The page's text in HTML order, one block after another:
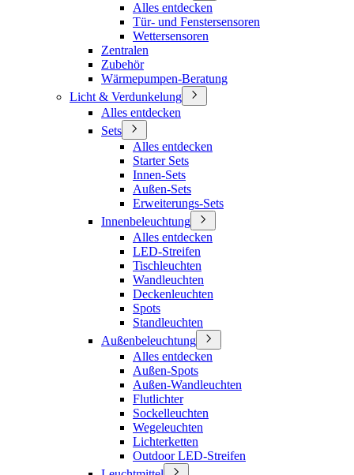
Alles entdecken
Tür- und Fenstersensoren
Wettersensoren
Zentralen
Zubehör
Wärmepumpen-Beratung
Licht & Verdunkelung
Alles entdecken
Sets
Alles entdecken
Starter Sets
Innen-Sets
Außen-Sets
Erweiterungs-Sets
Innenbeleuchtung
Alles entdecken
LED-Streifen
Tischleuchten
Wandleuchten
Deckenleuchten
Spots
Standleuchten
Außenbeleuchtung
Alles entdecken
Außen-Spots
Außen-Wandleuchten
Flutlichter
Sockelleuchten
Wegeleuchten
Lichterketten
Outdoor LED-Streifen